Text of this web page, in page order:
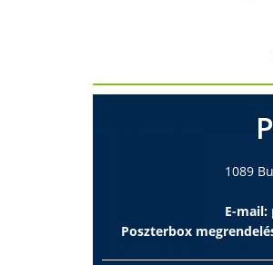
1089
E-mail:
Poszterbox